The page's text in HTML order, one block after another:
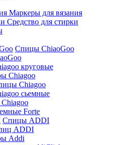
Маркеры для вязания
Средство для стирки
Спицы ChiaoGoo
круговые
Chiagoo
Chiagoo
сьемные
Forte
Спицы ADDI
ADDI
Addi